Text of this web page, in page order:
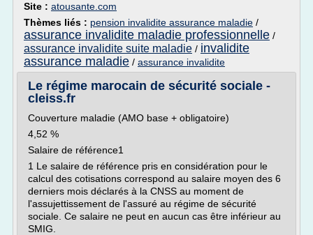
Site : atousante.com
Thèmes liés : pension invalidite assurance maladie /
assurance invalidite maladie professionnelle /
assurance invalidite suite maladie / invalidite
assurance maladie / assurance invalidite
Le régime marocain de sécurité sociale -
cleiss.fr
Couverture maladie (AMO base + obligatoire)
4,52 %
Salaire de référence1
1 Le salaire de référence pris en considération pour le
calcul des cotisations correspond au salaire moyen des 6
derniers mois déclarés à la CNSS au moment de
l'assujettissement de l'assuré au régime de sécurité
sociale. Ce salaire ne peut en aucun cas être inférieur au
SMIG.